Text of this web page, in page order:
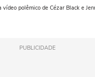
polêmico de Cézar Black e
PUBLICIDADE